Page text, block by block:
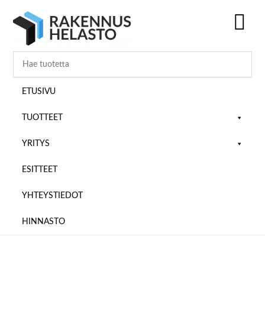
pääsisältöön
ensisijaiseen
alatunnisteeseen
ETUSIVU
TUOTTEET
YRITYS
ESITTEET
YHTEYSTIEDOT
HINNASTO